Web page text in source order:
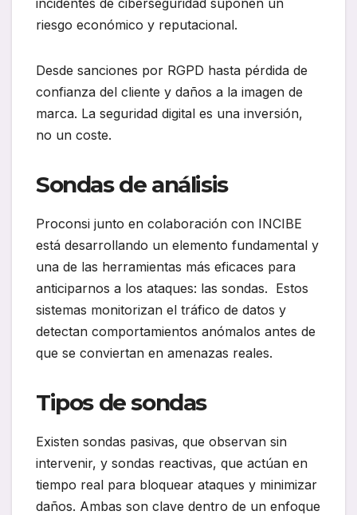
riesgo económico y reputacional.
Desde sanciones por RGPD hasta pérdida de
confianza del cliente y daños a la imagen de
marca. La seguridad digital es una inversión,
no un coste.
Sondas de análisis
Proconsi junto en colaboración con INCIBE
está desarrollando un elemento fundamental y
una de las herramientas más eficaces para
anticiparnos a los ataques: las sondas. Estos
sistemas monitorizan el tráfico de datos y
detectan comportamientos anómalos antes de
que se conviertan en amenazas reales.
Tipos de sondas
Existen sondas pasivas, que observan sin
intervenir, y sondas reactivas, que actúan en
tiempo real para bloquear ataques y minimizar
daños. Ambas son clave dentro de un enfoque